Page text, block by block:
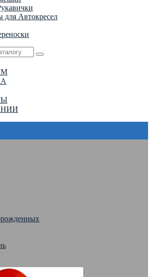
для Автокресел